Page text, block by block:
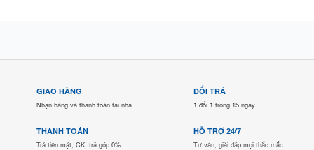
GIAO HÀNG
Nhận hàng và thanh toán tại nhà
ĐỔI TRẢ
1 đổi 1 trong 15 ngày
THANH TOÁN
Trả tiền mặt, CK, trả góp 0%
HỖ TRỢ 24/7
Tư vấn, giải đáp mọi thắc mắc